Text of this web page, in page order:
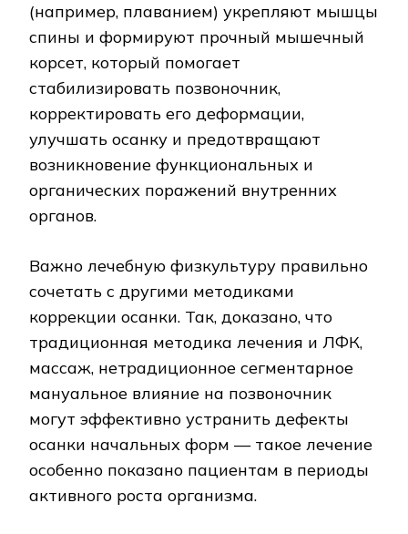
(например, плаванием) укрепляют мышцы
спины и формируют прочный мышечный
корсет, который помогает
стабилизировать позвоночник,
корректировать его деформации,
улучшать осанку и предотвращают
возникновение функциональных и
органических поражений внутренних
органов.
Важно лечебную физкультуру правильно
сочетать с другими методиками
коррекции осанки. Так, доказано, что
традиционная методика лечения и ЛФК,
массаж, нетрадиционное сегментарное
мануальное влияние на позвоночник
могут эффективно устранить дефекты
осанки начальных форм — такое лечение
особенно показано пациентам в периоды
активного роста организма.